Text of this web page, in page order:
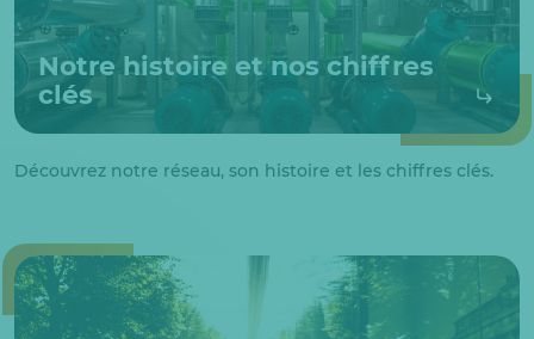
Notre histoire et nos chiffres
clés
Découvrez notre réseau, son histoire et les chiffres clés.